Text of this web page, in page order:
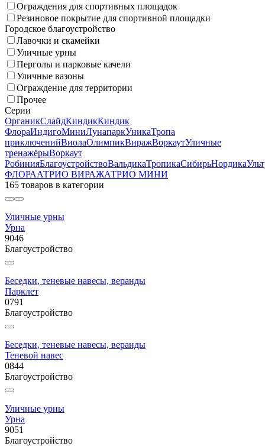
Ограждения для спортивных площадок
Резиновое покрытие для спортивной площадки
Городское благоустройство
Лавочки и скамейки
Уличные урны
Перголы и парковые качели
Уличные вазоны
Ограждение для территории
Прочее
Серии
ОрганикСлайдКиндикКиндик
ФлораИндигоМиниЛунапаркУникаТропа
приключенийВиолаОлимпикВиражВоркаутУличные
тренажёрыВоркаут
РобинияБлагоустройствоВальдикаТропикаСибирьНордика
ФЛОРААТРИО ВИРАЖАТРИО МИНИ
165 товаров в категории
Уличные урны
Урна
9046
Благоустройство
Беседки, теневые навесы, веранды
Парклет
0791
Благоустройство
Беседки, теневые навесы, веранды
Теневой навес
0844
Благоустройство
Уличные урны
Урна
9051
Благоустройство